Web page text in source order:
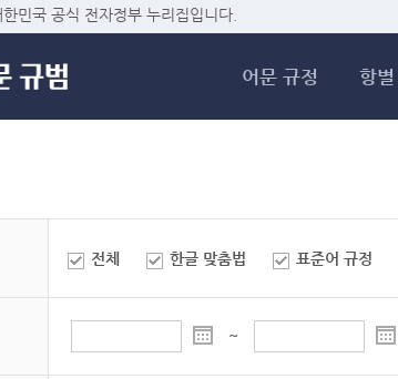
민국 공식 전자정부 누리집입니다.
어문 규정 항
전체 한글 맞춤법 표준어 규정
~